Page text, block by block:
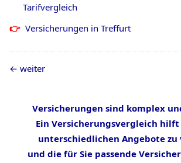
Tarifvergleich
Versicherungen in Treffurt
weiter
Versicherungen sind komplex
Ein Versicherungsvergleich
unterschiedlichen Angebote zu
und die für Sie passende